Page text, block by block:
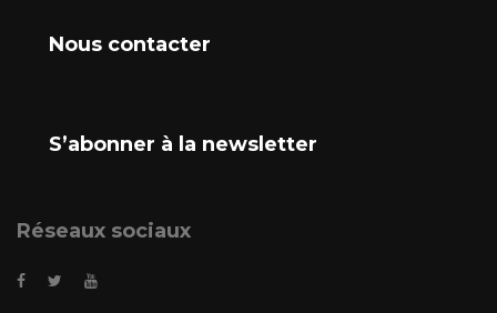
Nous contacter
S’abonner à la newsletter
Réseaux sociaux